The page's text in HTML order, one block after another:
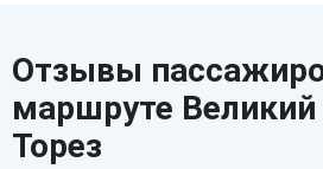
Отзывы
маршруте
Торез